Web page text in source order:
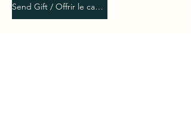
Send Gift / Offrir le cadeau